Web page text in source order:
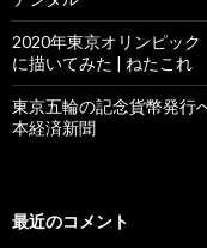
2020年東京オリンピッ
に描いてみた | ねたこれ
東京五輪の記念貨幣発
本経済新聞
最近のコメント